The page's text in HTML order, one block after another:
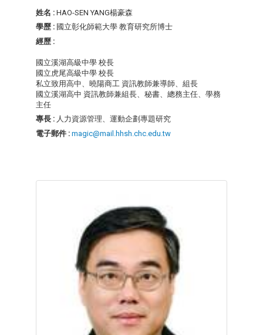
姓名 : HAO-SEN YANG楊豪森
學歷 : 國立彰化師範大學 教育研究所博士
經歷 :
國立溪湖高級中學 校長
國立虎尾高級中學 校長
私立致用高中、曉陽商工 資訊教師兼導師、組長
國立溪湖高中 資訊教師兼組長、秘書、總務主任、學務
主任
專長 : 人力資源管理、運動企劃專題研究
電子郵件 : magic@mail.hhsh.chc.edu.tw